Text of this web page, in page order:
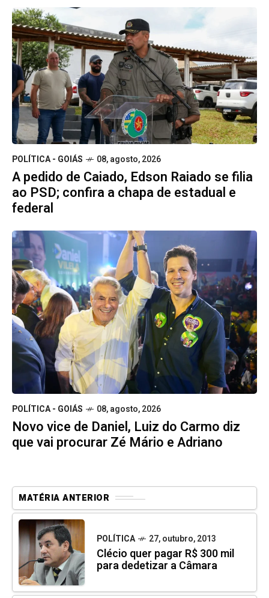
POLÍTICA - GOIÁS 08, agosto, 2026
A pedido de Caiado, Edson Raiado se filia
ao PSD; confira a chapa de estadual e
federal
POLÍTICA - GOIÁS 08, agosto, 2026
Novo vice de Daniel, Luiz do Carmo diz
que vai procurar Zé Mário e Adriano
MATÉRIA ANTERIOR
POLÍTICA 27, outubro, 2013
Clécio quer pagar R$ 300 mil
para dedetizar a Câmara